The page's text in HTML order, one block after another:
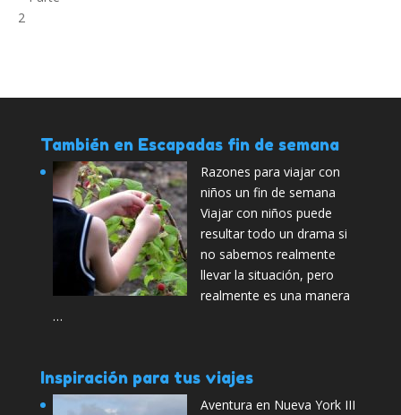
También en Escapadas fin de semana
Razones para viajar con
niños un fin de semana
Viajar con niños puede
resultar todo un drama si
no sabemos realmente
llevar la situación, pero
realmente es una manera
…
Inspiración para tus viajes
Aventura en Nueva York III